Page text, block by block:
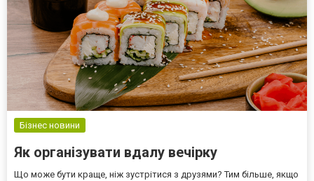
Бізнес новини
Як організувати вдалу вечірку
Що може бути краще, ніж зустрітися з друзями? Тим більше, якщо